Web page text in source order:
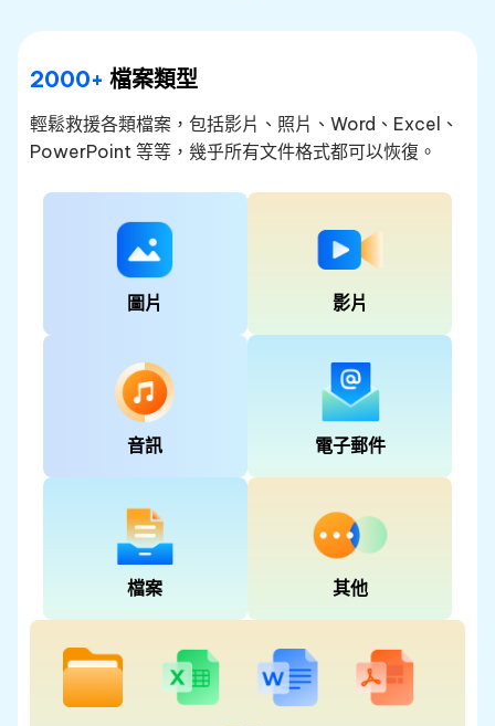
2000+ 檔案類型
輕鬆救援各類檔案，包括影片、照片、Word、Excel、
PowerPoint 等等，幾乎所有文件格式都可以恢復。
圖片 影片
音訊 電子郵件
檔案 其他